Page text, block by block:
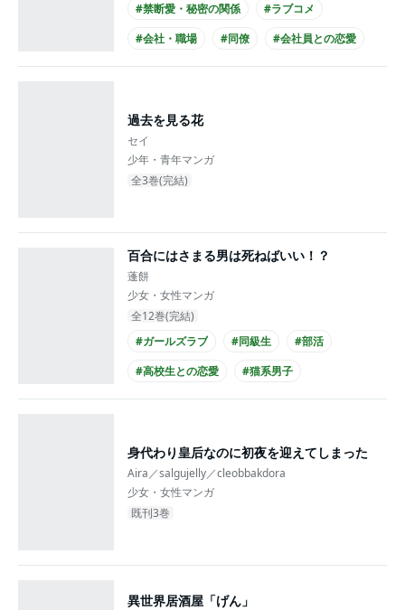
#禁断愛・秘密の関係
#ラブコメ
#会社・職場
#同僚
#会社員との恋愛
#爽やかイケメン
#主人公が20代女性
過去を見る花
セイ
少年・青年マンガ
全3巻(完結)
百合にはさまる男は死ねばいい！？
蓬餅
少女・女性マンガ
全12巻(完結)
#ガールズラブ
#同級生
#部活
#高校生との恋愛
#猫系男子
#主人公が10代女性
#主人公が高校生
身代わり皇后なのに初夜を迎えてしまった
Aira／salgujelly／cleobbakdora
少女・女性マンガ
既刊3巻
異世界居酒屋「げん」